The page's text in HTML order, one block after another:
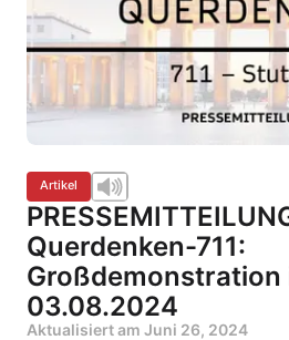
Artikel
Querdenken-711:
Großdemonstration
03.08.2024
Aktualisiert am Juni 26, 2024